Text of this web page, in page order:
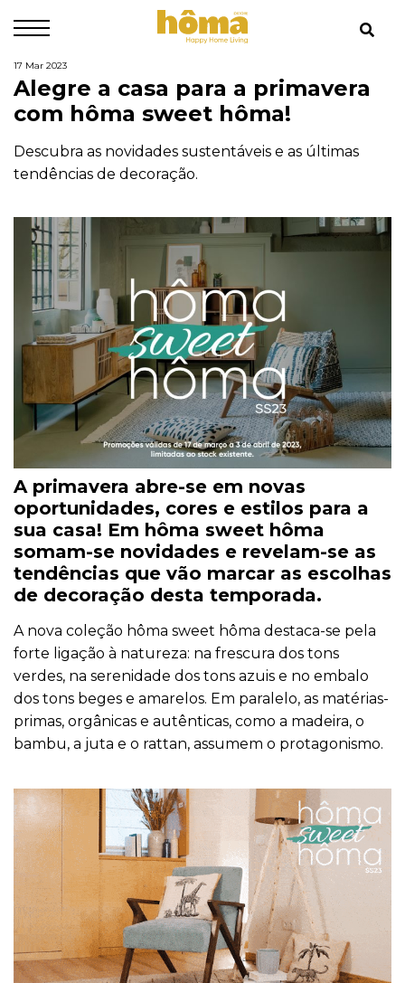
17 Mar 2023
Alegre a casa para a primavera
com hôma sweet hôma!
Descubra as novidades sustentáveis e as últimas
tendências de decoração.
A primavera abre-se em novas
oportunidades, cores e estilos para a
sua casa! Em hôma sweet hôma
somam-se novidades e revelam-se as
tendências que vão marcar as escolhas
de decoração desta temporada.
A nova coleção hôma sweet hôma destaca-se pela
forte ligação à natureza: na frescura dos tons
verdes, na serenidade dos tons azuis e no embalo
dos tons beges e amarelos. Em paralelo, as matérias-
primas, orgânicas e autênticas, como a madeira, o
bambu, a juta e o rattan, assumem o protagonismo.